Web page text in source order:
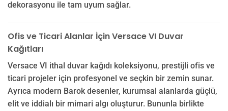
dekorasyonu ile tam uyum sağlar.
Ofis ve Ticari Alanlar İçin Versace VI Duvar
Kağıtları
Versace VI ithal duvar kağıdı koleksiyonu, prestijli ofis ve
ticari projeler için profesyonel ve seçkin bir zemin sunar.
Ayrıca modern Barok desenler, kurumsal alanlarda güçlü,
elit ve iddialı bir mimari algı oluşturur. Bununla birlikte